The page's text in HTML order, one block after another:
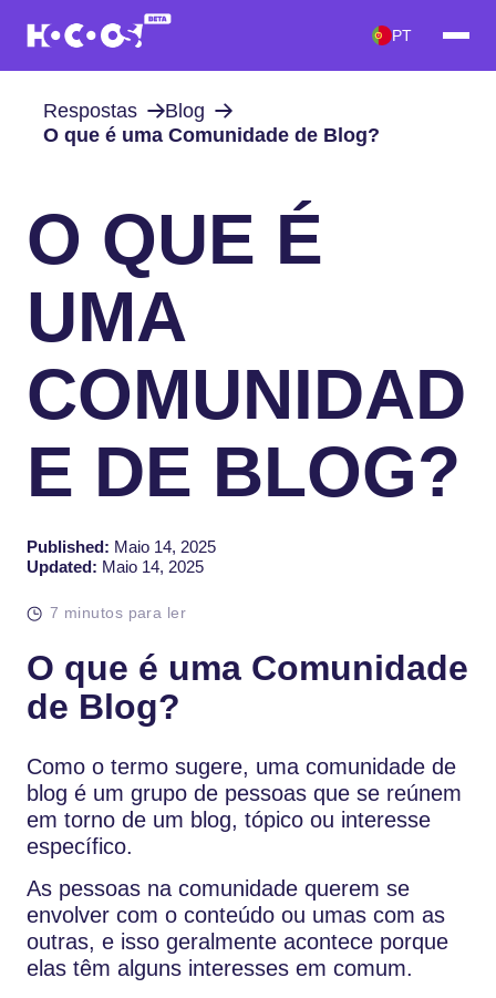
PT
Respostas
Blog
O que é uma Comunidade de Blog?
O QUE É
UMA
COMUNIDAD
E DE BLOG?
Published: Maio 14, 2025
Updated: Maio 14, 2025
7 minutos para ler
O que é uma Comunidade
de Blog?
Como o termo sugere, uma comunidade de
blog é um grupo de pessoas que se reúnem
em torno de um blog, tópico ou interesse
específico.
As pessoas na comunidade querem se
envolver com o conteúdo ou umas com as
outras, e isso geralmente acontece porque
elas têm alguns interesses em comum.